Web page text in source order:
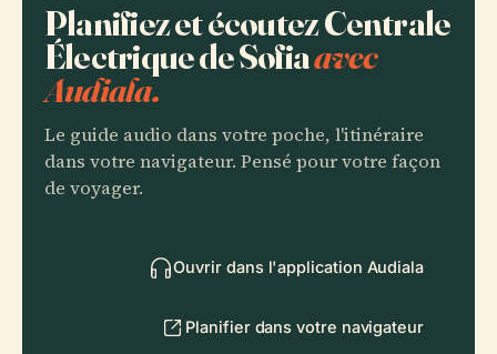
Planifiez et écoutez Centrale
Électrique de Sofiaavec
Audiala.
Le guide audio dans votre poche, l'itinéraire
dans votre navigateur. Pensé pour votre façon
de voyager.
Ouvrir dans l'application Audiala
Planifier dans votre navigateur